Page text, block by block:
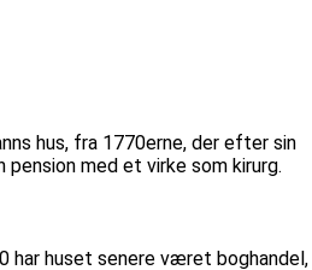
hus, fra 1770erne, der efter sin
pension med et virke som kirurg.
har huset senere været boghandel,